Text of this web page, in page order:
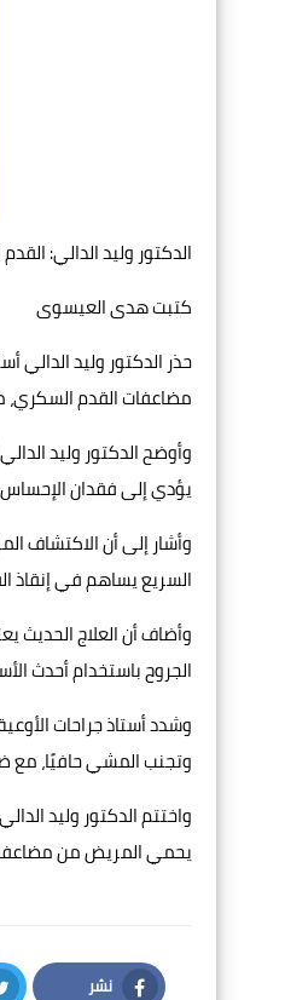
الدكتور وليد الدالي:
كتبت هدى العيسوى
حذر الدكتور وليد
مضاعفات القدم السكري،
وأوضح الدكتور وليد
يؤدي إلى فقدان الإحساس
وأشار إلى أن الاكتشاف
السريع يساهم في إنقاذ
وأضاف أن العلاج الحديث
الجروح باستخدام أحدث
وشدد أستاذ جراحات
وتجنب المشي حافيًا، مع
واختتم الدكتور وليد
يحمي المريض من
نشر